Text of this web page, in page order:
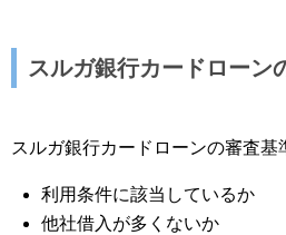
スルガ銀行カードローン
スルガ銀行カードローンの審査基
利用条件に該当しているか
他社借入が多くないか